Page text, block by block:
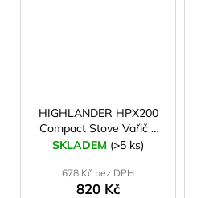
HIGHLANDER HPX200
Compact Stove Vařič +
piezo
SKLADEM (>5 ks)
678 Kč bez DPH
820 Kč